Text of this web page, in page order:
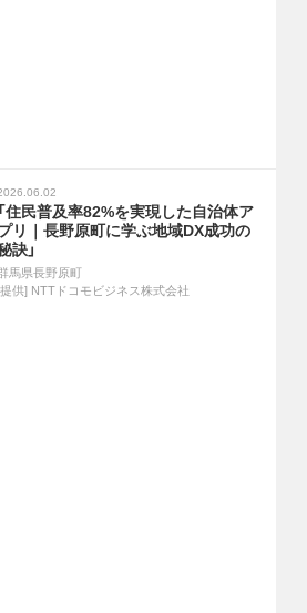
「住民普及率82%を実現した自治体ア
リ｜長野原町に学ぶ地域DX成功の
訣」
馬県長野原町
供] NTTドコモビジネス株式会社